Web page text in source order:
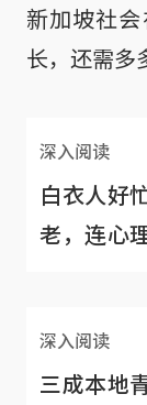
新加坡社
长，还需多
深入阅读
白衣人好
老，连心
深入阅读
三成本地